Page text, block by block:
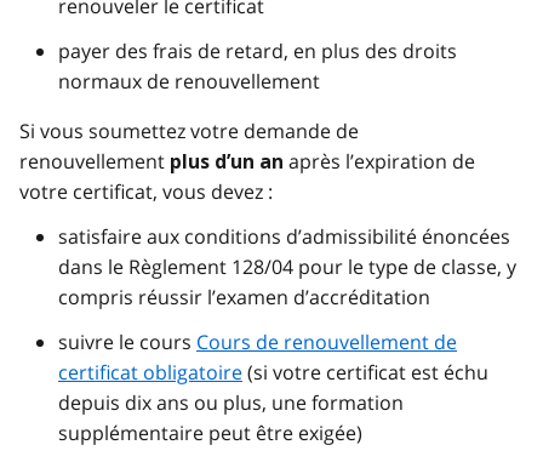
renouveler le certificat
payer des frais de retard, en plus des droits
normaux de renouvellement
Si vous soumettez votre demande de
renouvellement plus d’un an après l’expiration de
votre certificat, vous devez :
satisfaire aux conditions d’admissibilité énoncées
dans le Règlement 128/04 pour le type de classe, y
compris réussir l’examen d’accréditation
suivre le cours Cours de renouvellement de
certificat obligatoire(si votre certificat est échu
depuis dix ans ou plus, une formation
supplémentaire peut être exigée)